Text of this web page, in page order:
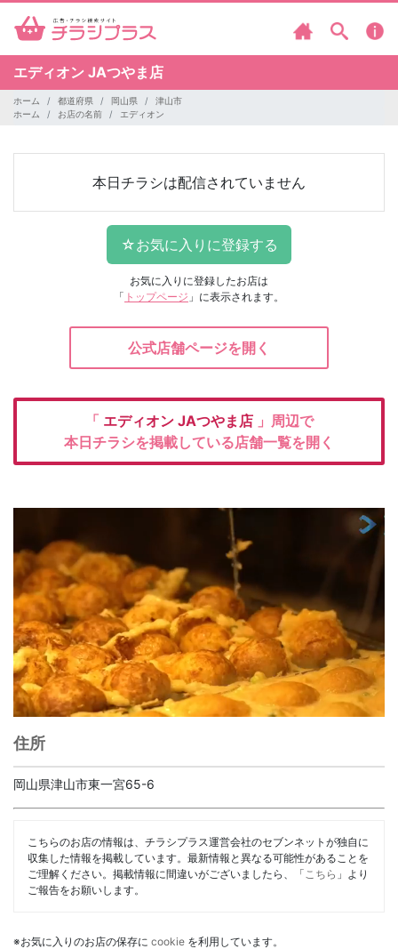
エディオン JAつやま店
ホーム 都道府県 岡山県
津山市
ホーム
お店の名前 エディオン
本日チラシは配信されていません
お気に入りに登録したお店は
「 トップページ 」に表示されます。
公式店舗ページを開く
「 エディオン JAつやま店 」周辺で
本日チラシを掲載している店舗一覧を開く
住所
岡山県津山市東一宮65-6
こちらのお店の情報は、チラシプラス運営会社のセブンネットが独自に
収集した情報を掲載しています。最新情報と異なる可能性があることを
ご理解ください。掲載情報に間違いがございましたら、「 こちら 」より
ご報告をお願いします。
※お気に入りのお店の保存に cookie を利用しています。